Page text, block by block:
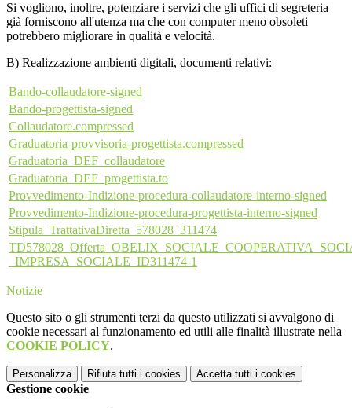
Si vogliono, inoltre, potenziare i servizi che gli uffici di segreteria
già forniscono all'utenza ma che con computer meno obsoleti
potrebbero migliorare in qualità e velocità.
B) Realizzazione ambienti digitali, documenti relativi:
Bando-collaudatore-signed
Bando-progettista-signed
Collaudatore.compressed
Graduatoria-provvisoria-progettista.compressed
Graduatoria_DEF_collaudatore
Graduatoria_DEF_progettista.to
Provvedimento-Indizione-procedura-collaudatore-interno-signed
Provvedimento-Indizione-procedura-progettista-interno-signed
Stipula_TrattativaDiretta_578028_311474
_IMPRESA_SOCIALE_ID311474-1
Notizie
Questo sito o gli strumenti terzi da questo utilizzati si avvalgono di
cookie necessari al funzionamento ed utili alle finalità illustrate nella
COOKIE POLICY.
Personalizza Rifiuta tutti i cookies Accetta tutti i cookies
Gestione cookie